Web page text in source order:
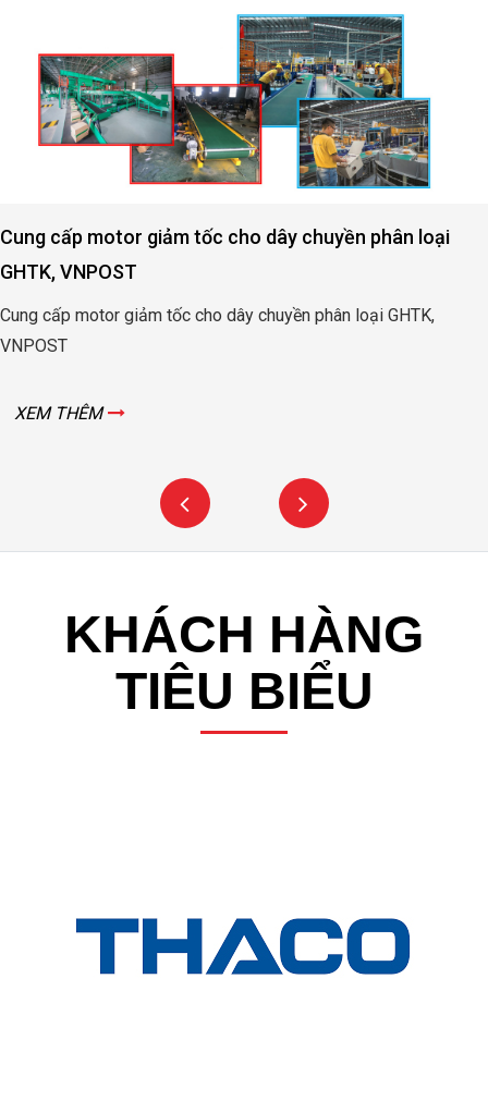
Cung cấp motor giảm tốc cho dây chuyền phân loại
GHTK, VNPOST
Cung cấp motor giảm tốc cho dây chuyền phân loại GHTK,
VNPOST
XEM THÊM
KHÁCH HÀNG
TIÊU BIỂU